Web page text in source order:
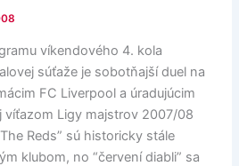
víkendového 4. kola
súťaže je sobotňajší duel na
FC Liverpool a úradujúcim
víťazom Ligy majstrov 2007/08
Reds” sú historicky stále
klubom, no “červení diabli” sa